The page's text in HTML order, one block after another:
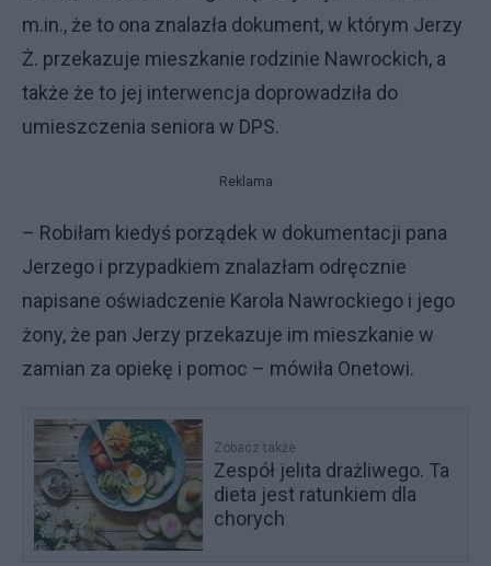
m.in., że to ona znalazła dokument, w którym Jerzy
Ż. przekazuje mieszkanie rodzinie Nawrockich, a
także że to jej interwencja doprowadziła do
umieszczenia seniora w DPS.
Reklama
– Robiłam kiedyś porządek w dokumentacji pana
Jerzego i przypadkiem znalazłam odręcznie
napisane oświadczenie Karola Nawrockiego i jego
żony, że pan Jerzy przekazuje im mieszkanie w
zamian za opiekę i pomoc – mówiła Onetowi.
Zobacz także
Zespół jelita drażliwego. Ta
dieta jest ratunkiem dla
chorych